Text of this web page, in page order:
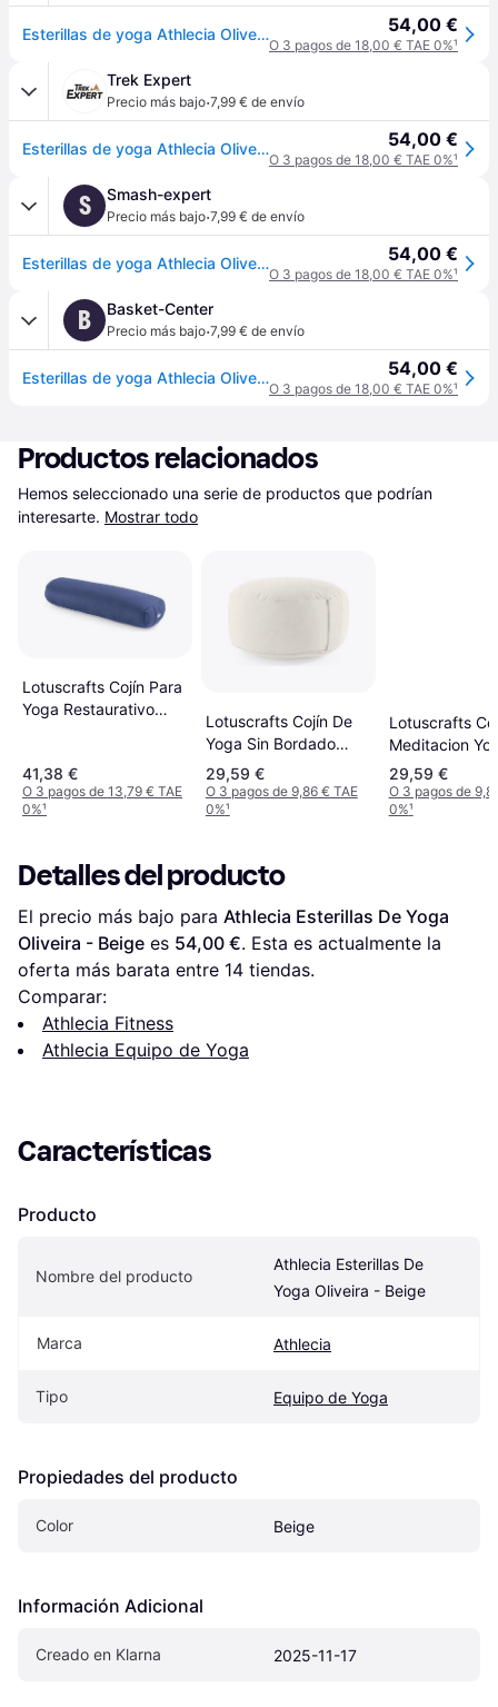
Esterillas de yoga Athlecia Oliveira - Beige 54,00 €
O 3 pagos de 18,00 € TAE 0%¹
Trek Expert
Precio más bajo·7,99 € de envío
Esterillas de yoga Athlecia Oliveira - Beige 54,00 €
O 3 pagos de 18,00 € TAE 0%¹
S Smash-expert
Precio más bajo·7,99 € de envío
Esterillas de yoga Athlecia Oliveira - Beige 54,00 €
O 3 pagos de 18,00 € TAE 0%¹
B Basket-Center
Precio más bajo·7,99 € de envío
Esterillas de yoga Athlecia Oliveira - Beige 54,00 €
O 3 pagos de 18,00 € TAE 0%¹
Productos relacionados
Hemos seleccionado una serie de productos que podrían
interesarte. Mostrar todo
Lotuscrafts Cojín Para
Yoga Restaurativo
41,38 €
O 3 pagos de 13,79 € TAE
0%¹
Lotuscrafts Cojín De
Yoga Sin Bordado
Blanc
29,59 €
O 3 pagos de 9,86 € TAE
0%¹
Lotuscrafts
Meditacion
cm
29,59 €
O 3 pagos de
0%¹
Detalles del producto
El precio más bajo para Athlecia Esterillas De Yoga
Oliveira - Beige es 54,00 €. Esta es actualmente la
oferta más barata entre 14 tiendas.
Comparar:
Athlecia Fitness
Athlecia Equipo de Yoga
Características
Producto
Nombre del producto
Athlecia Esterillas De
Yoga Oliveira - Beige
Marca Athlecia
Tipo Equipo de Yoga
Propiedades del producto
Color Beige
Información Adicional
Creado en Klarna 2025-11-17